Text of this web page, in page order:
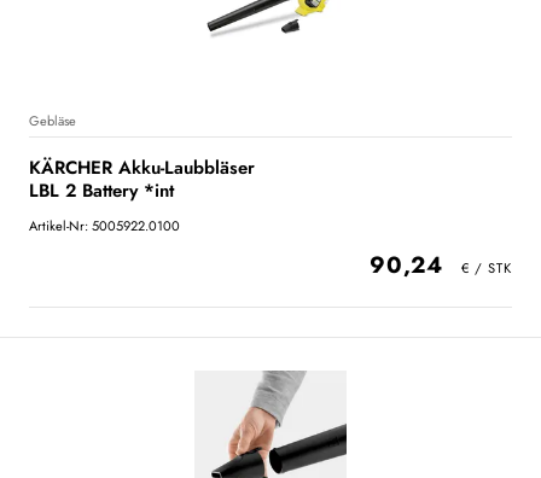
Gebläse
KÄRCHER Akku-Laubbläser
LBL 2 Battery *int
Artikel-Nr: 5005922.0100
90,24